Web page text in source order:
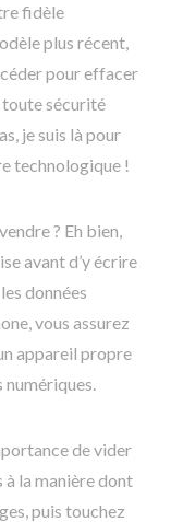
fidèle
plus récent,
pour effacer
sécurité
je suis là pour
technologique !
? Eh bien,
avant d’y écrire
données
vous assurez
appareil propre
numériques.
de vider
à la manière dont
puis touchez